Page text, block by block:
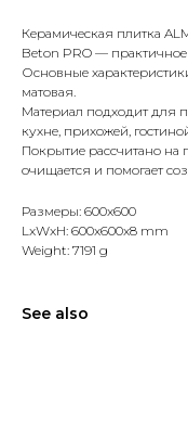
Керамическая плитка
Beton PRO —
Основные
матовая.
Материал подходит для
кухне, прихожей,
Покрытие рассчитано на
очищается и помогает
Размеры: 600x600
LxWxH: 600x600x8 mm
Weight: 7191 g
See also